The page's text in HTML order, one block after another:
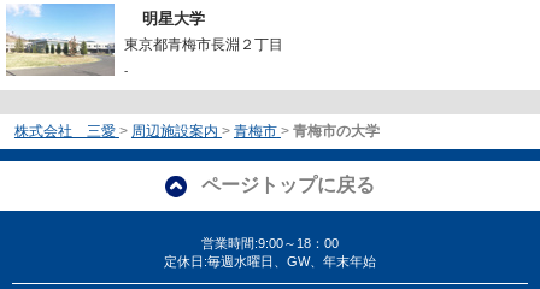
明星大学
東京都青梅市長淵２丁目
-
株式会社 三愛 > 周辺施設案内 > 青梅市 > 青梅市の大学
ページトップに戻る
営業時間:9:00～18：00
定休日:毎週水曜日、GW、年末年始